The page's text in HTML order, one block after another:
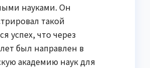
науками. Он
такой
успех, что через
был направлен в
академию наук для